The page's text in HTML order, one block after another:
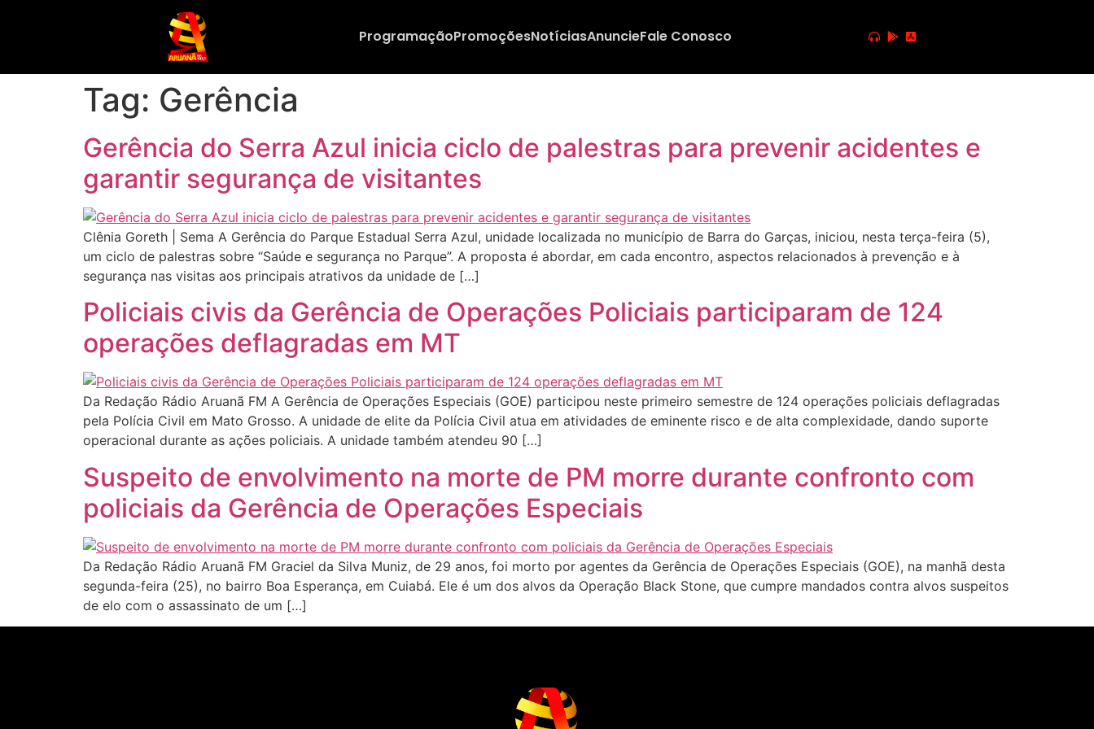
ProgramaçãoPromoçõesNotíciasAnuncieFale Conosco
Tag: Gerência
Gerência do Serra Azul inicia ciclo de palestras para prevenir acidentes e
garantir segurança de visitantes
Clênia Goreth | Sema A Gerência do Parque Estadual Serra Azul, unidade localizada no município de Barra do Garças, iniciou, nesta terça-feira (5),
um ciclo de palestras sobre “Saúde e segurança no Parque”. A proposta é abordar, em cada encontro, aspectos relacionados à prevenção e à
segurança nas visitas aos principais atrativos da unidade de […]
Policiais civis da Gerência de Operações Policiais participaram de 124
operações deflagradas em MT
Da Redação Rádio Aruanã FM A Gerência de Operações Especiais (GOE) participou neste primeiro semestre de 124 operações policiais deflagradas
pela Polícia Civil em Mato Grosso. A unidade de elite da Polícia Civil atua em atividades de eminente risco e de alta complexidade, dando suporte
operacional durante as ações policiais. A unidade também atendeu 90 […]
Suspeito de envolvimento na morte de PM morre durante confronto com
policiais da Gerência de Operações Especiais
Da Redação Rádio Aruanã FM Graciel da Silva Muniz, de 29 anos, foi morto por agentes da Gerência de Operações Especiais (GOE), na manhã desta
segunda-feira (25), no bairro Boa Esperança, em Cuiabá. Ele é um dos alvos da Operação Black Stone, que cumpre mandados contra alvos suspeitos
de elo com o assassinato de um […]